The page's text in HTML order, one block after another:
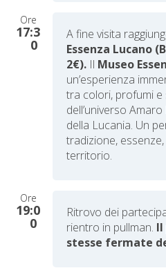
Ore
17:3
0
A fine visita
Essenza Lucano
2€). Il Museo
un’esperienza
tra colori, profumi
dell’universo
della Lucania. Un
tradizione,
territorio.
Ore
19:0
0
Ritrovo dei
rientro in pullman.
stesse fermate